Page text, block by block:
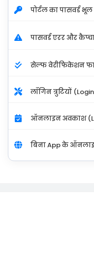
पोर्टल का पासवर्ड
पासवर्ड एरर और
सेल्फ वेरीफिकेशन
लॉगिन त्रुटियों
ऑनलाइन अवकाश
बिना App के